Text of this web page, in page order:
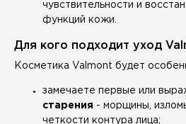
чувствительности и
функций кожи.
Для кого подходит уход
Косметика Valmont будет
замечаете первые или
старения - морщины,
четкости контура лица;